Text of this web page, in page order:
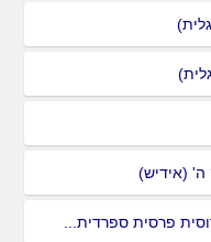
ה' (אידיש)